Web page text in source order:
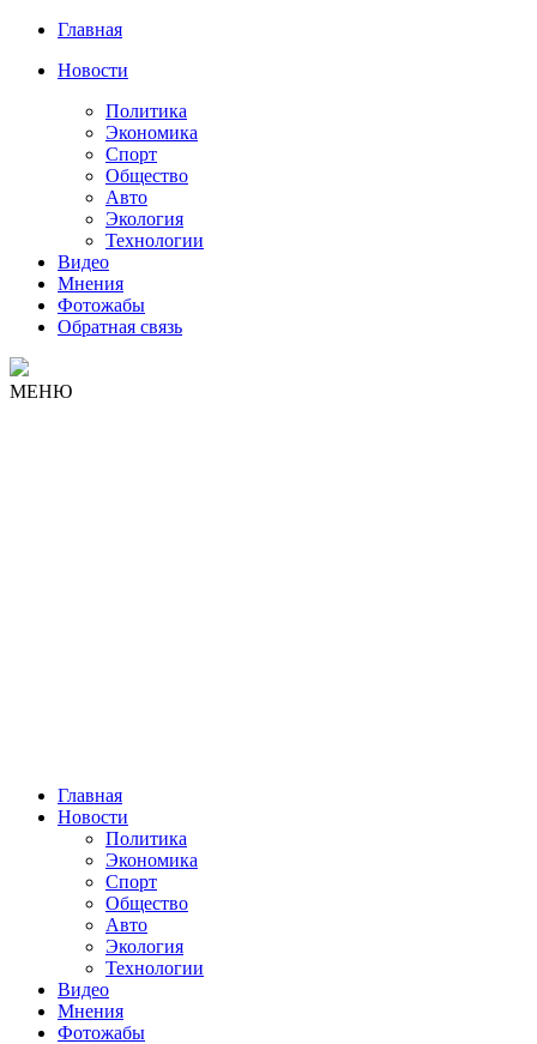
Главная
Новости
Политика
Экономика
Спорт
Общество
Авто
Экология
Технологии
Видео
Мнения
Фотожабы
Обратная связь
МЕНЮ
Главная
Новости
Политика
Экономика
Спорт
Общество
Авто
Экология
Технологии
Видео
Мнения
Фотожабы